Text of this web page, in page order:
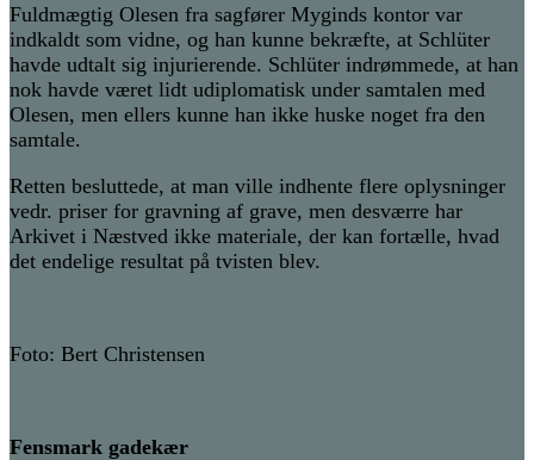
Fuldmægtig Olesen fra sagfører Myginds kontor var
indkaldt som vidne, og han kunne bekræfte, at Schlüter
havde udtalt sig injurierende. Schlüter indrømmede, at han
nok havde været lidt udiplomatisk under samtalen med
Olesen, men ellers kunne han ikke huske noget fra den
samtale.
Retten besluttede, at man ville indhente flere oplysninger
vedr. priser for gravning af grave, men desværre har
Arkivet i Næstved ikke materiale, der kan fortælle, hvad
det endelige resultat på tvisten blev.
Foto: Bert Christensen
Fensmark gadekær